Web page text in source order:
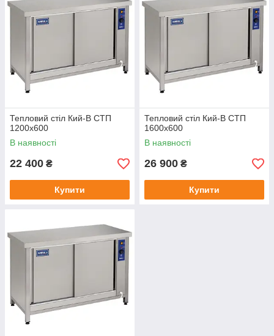
Тепловий стіл Кий-В СТП
1200х600
В наявності
22 400 ₴
Купити
Тепловий стіл Кий-В СТП
1600х600
В наявності
26 900 ₴
Купити